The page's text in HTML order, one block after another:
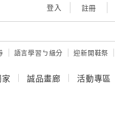
登入 註冊
語言學習ㄅ級分 迎新開鞋祭
誠品畫廊 活動專區